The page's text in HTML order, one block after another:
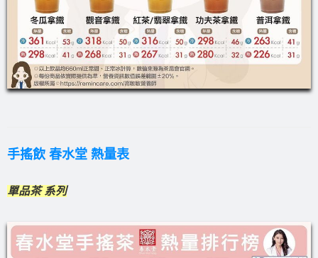
手搖飲 春水堂 熱量表
單品茶 系列